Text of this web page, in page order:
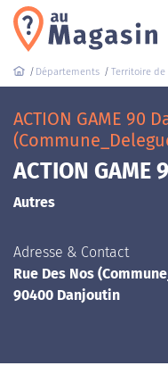
Départements Territoire de
ACTION GAME 90
ACTION GAME
Autres
Adresse & Contact
Rue Des Nos
90400 Danjoutin